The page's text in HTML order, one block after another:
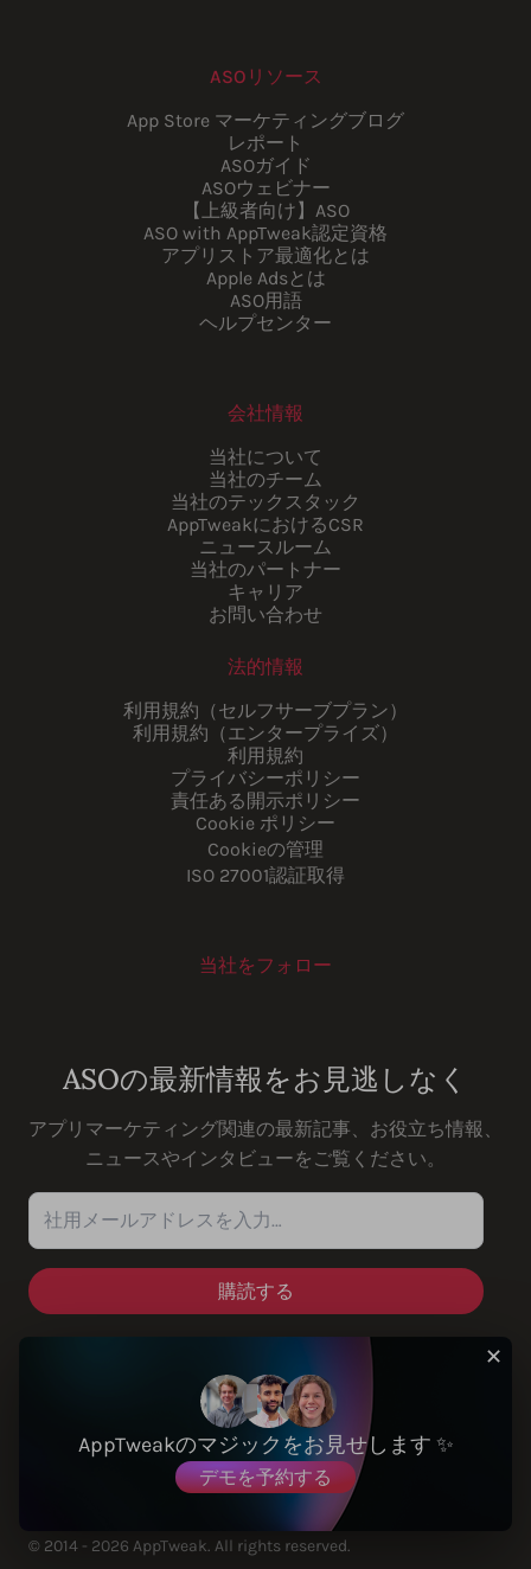
ASOリソース
App Store マーケティングブログ
レポート
ASOガイド
ASOウェビナー
【上級者向け】ASO
ASO with AppTweak認定資格
アプリストア最適化とは
Apple Adsとは
ASO用語
ヘルプセンター
会社情報
当社について
当社のチーム
当社のテックスタック
AppTweakにおけるCSR
ニュースルーム
当社のパートナー
キャリア
お問い合わせ
法的情報
利用規約（セルフサーブプラン）
利用規約（エンタープライズ）
利用規約
プライバシーポリシー
責任ある開示ポリシー
Cookie ポリシー
Cookieの管理
ISO 27001認証取得
当社をフォロー
ASOの最新情報をお見逃しなく
アプリマーケティング関連の最新記事、お役立ち情報、
ニュースやインタビューをご覧ください。
社用メールアドレスを入力…
© 2014 - 2026 AppTweak. All rights reserved.
AppTweakのマジックをお見せします ✨
デモを予約する
✕